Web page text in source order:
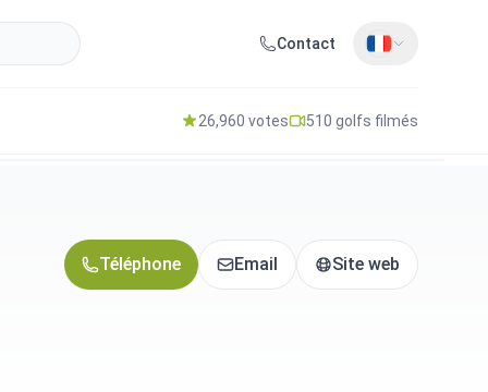
Contact
26,960 votes 510 golfs filmés
Téléphone Email Site web